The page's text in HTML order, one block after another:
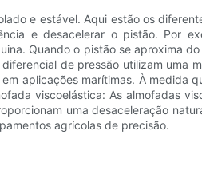
e estável. Aqui estão os
e desacelerar o pistão. Por
Quando o pistão se aproxima do
de pressão utilizam uma
aplicações marítimas. À medida
viscoelástica: As almofadas
uma desaceleração
agrícolas de precisão.